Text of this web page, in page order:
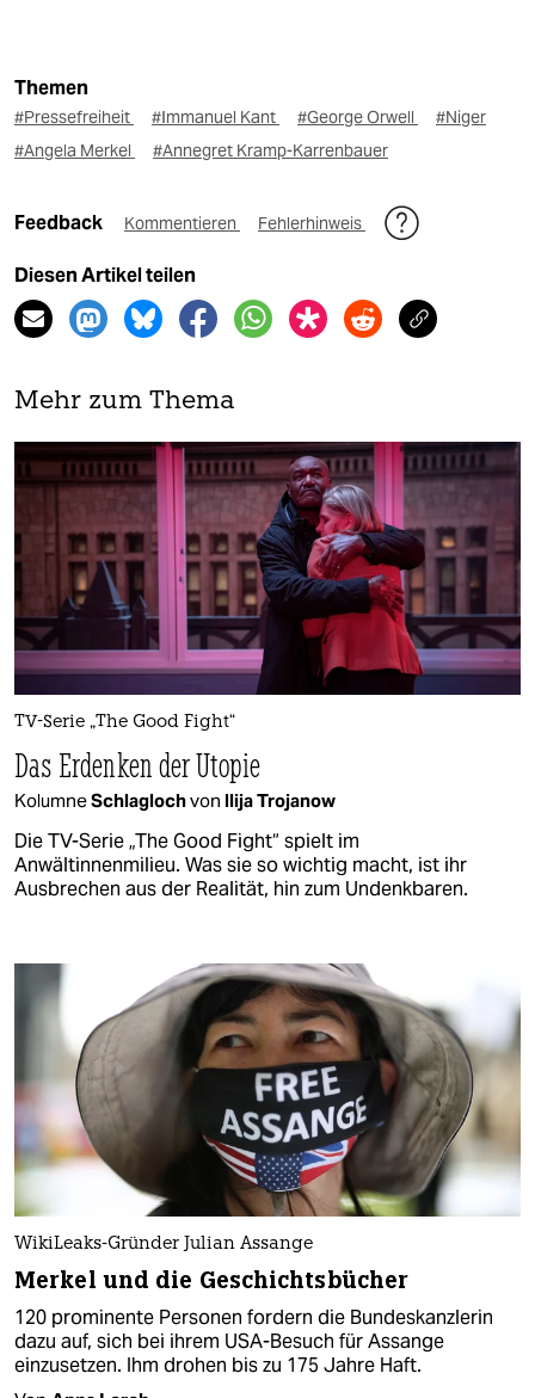
Themen
#Pressefreiheit #Immanuel Kant #George Orwell
#Niger
#Angela Merkel
#Annegret Kramp-Karrenbauer
Feedback Kommentieren Fehlerhinweis
Diesen Artikel teilen
Mehr zum Thema
TV-Serie „The Good Fight“
Das Erdenken der Utopie
KolumneSchlaglochvon Ilija Trojanow
Die TV-Serie „The Good Fight“ spielt im
Anwältinnenmilieu. Was sie so wichtig macht, ist ihr
Ausbrechen aus der Realität, hin zum Undenkbaren.
WikiLeaks-Gründer Julian Assange
Merkel und die Geschichtsbücher
120 prominente Personen fordern die Bundeskanzlerin
dazu auf, sich bei ihrem USA-Besuch für Assange
einzusetzen. Ihm drohen bis zu 175 Jahre Haft.